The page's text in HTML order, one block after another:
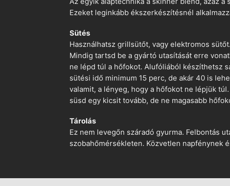
Ezeket leginkább ékszerkészítésnél
Sütés
Használhatsz grillsütőt, vagy elektromos
Mindig tartsd be a gyártó utasítását erre
ne lépd túl a hőfokot. Alufóliából készíthetsz
sütési idő minimum 15 perc, de akár 40 is
valamit, a lényeg, hogy a hőfokot ne lépjük
süsd egy kicsit tovább, de ne magasabb
Tárolás
Ez nem levegőn száradó gyurma. Felbontás
szobahőmérsékleten. Közvetlen napfénynek